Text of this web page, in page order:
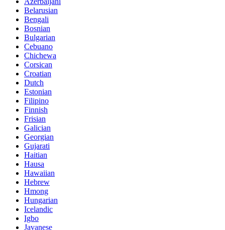
Belarusian
Bengali
Bosnian
Bulgarian
Cebuano
Chichewa
Corsican
Croatian
Dutch
Estonian
Filipino
Finnish
Frisian
Galician
Georgian
Gujarati
Haitian
Hausa
Hawaiian
Hebrew
Hmong
Hungarian
Icelandic
Igbo
Javanese